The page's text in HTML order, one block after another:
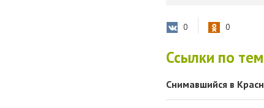
0 0
Ссылки по
Снимавшийся в